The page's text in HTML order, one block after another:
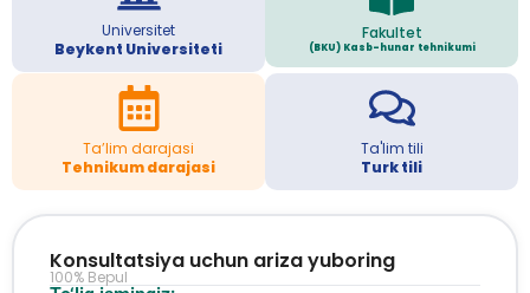
Universitet
Beykent Universiteti
Fakultet
(BKU) Kasb-hunar tehnikumi
Ta’lim darajasi
Tehnikum darajasi
Ta'lim tili
Turk tili
Konsultatsiya uchun ariza yuboring
100% Bepul